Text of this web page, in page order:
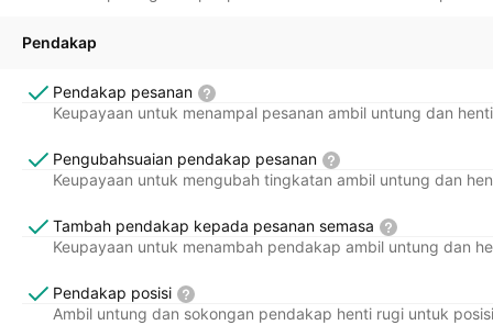
Pendakap
Pendakap pesanan
Keupayaan untuk menampal pesanan ambil untung dan
Pengubahsuaian pendakap pesanan
Keupayaan untuk mengubah tingkatan ambil untung dan
Tambah pendakap kepada pesanan semasa
Keupayaan untuk menambah pendakap ambil untung dan
Pendakap posisi
Ambil untung dan sokongan pendakap henti rugi untuk